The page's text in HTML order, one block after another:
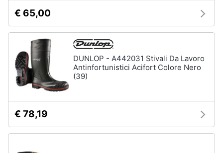
cd
dvd
Festività
e
ricorrenze
Servizi
Vedi
tutti
€ 65,00
DUNLOP - A442031 Stivali Da Lavoro
Antinfortunistici Acifort Colore Nero
(39)
€ 78,19